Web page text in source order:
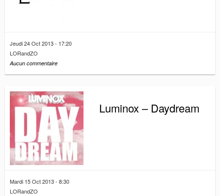
Jeudi 24 Oct 2013 - 17:20
LORandZO
Aucun commentaire
Luminox – Daydream
Mardi 15 Oct 2013 - 8:30
LORandZO